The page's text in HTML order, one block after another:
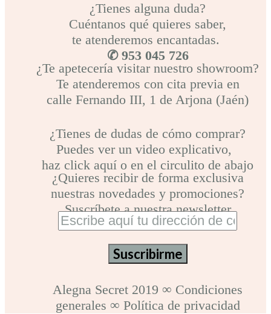
¿Tienes alguna duda?
Cuéntanos qué quieres saber,
te atenderemos encantadas.
✆ 953 045 726
¿Te apetecería visitar nuestro showroom?
Te atenderemos con cita previa en
calle Fernando III, 1 de Arjona (Jaén)
¿Tienes de dudas de cómo comprar?
Puedes ver un video explicativo,
haz click aquí o en el circulito de abajo
¿Quieres recibir de forma exclusiva
nuestras novedades y promociones?
Suscríbete a nuestra newsletter
Alegna Secret 2019 ∞ Condiciones
generales ∞ Política de privacidad